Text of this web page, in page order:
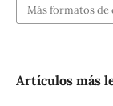
Más formatos de
Artículos más